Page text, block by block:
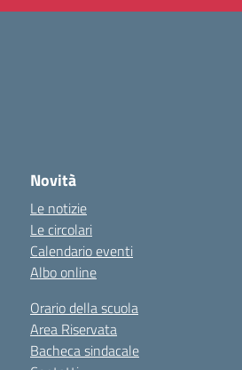
Novità
Le notizie
Le circolari
Calendario eventi
Albo online
Orario della scuola
Area Riservata
Bacheca sindacale